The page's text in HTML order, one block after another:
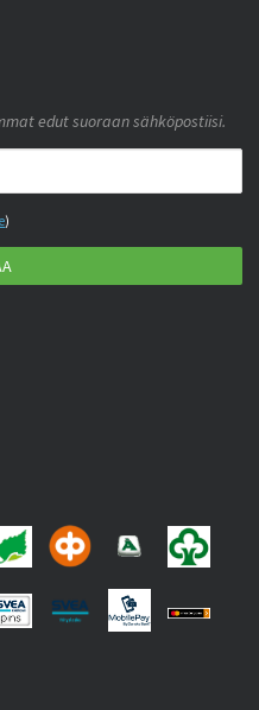
edut suoraan sähköpostiisi.
)